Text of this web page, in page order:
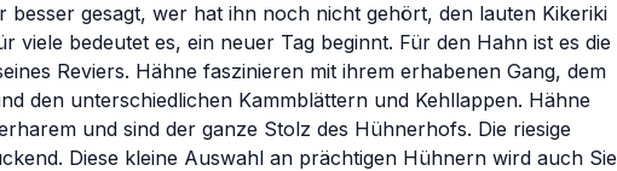
besser gesagt, wer hat ihn noch nicht gehört, den lauten Kikeriki
viele bedeutet es, ein neuer Tag beginnt. Für den Hahn ist es die
Reviers. Hähne faszinieren mit ihrem erhabenen Gang, dem
den unterschiedlichen Kammblättern und Kehllappen. Hähne
und sind der ganze Stolz des Hühnerhofs. Die riesige
Diese kleine Auswahl an prächtigen Hühnern wird auch Sie